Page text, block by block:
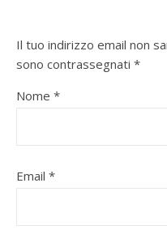
Il tuo indirizzo email non
sono contrassegnati *
Nome *
Email *